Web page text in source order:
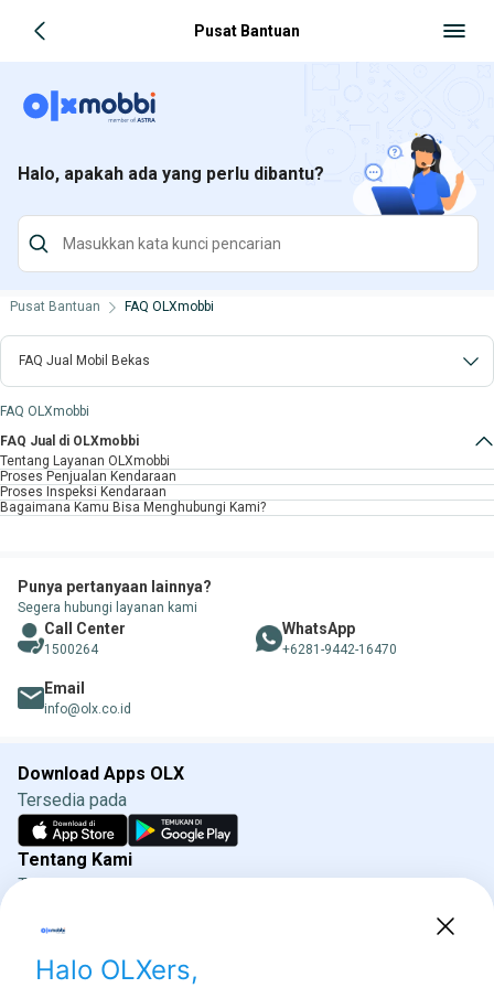
Pusat Bantuan
Halo, apakah ada yang perlu dibantu?
Pusat Bantuan FAQ OLXmobbi
FAQ Jual Mobil Bekas
FAQ OLXmobbi
FAQ Jual di OLXmobbi
Tentang Layanan OLXmobbi
Proses Penjualan Kendaraan
Proses Inspeksi Kendaraan
Bagaimana Kamu Bisa Menghubungi Kami?
Punya pertanyaan lainnya?
Segera hubungi layanan kami
Call Center
1500264
WhatsApp
+6281-9442-16470
Email
info@olx.co.id
Download Apps OLX
Tersedia pada
Tentang Kami
Tentang OLXmobbi
Direktorat Jenderal Perlindungan Konsumen dan
Tertib Niaga